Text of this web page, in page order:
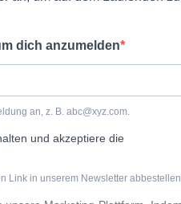
dich anzumelden
an, z. B. abc@xyz.com.
und akzeptiere die
Link in unserem Newsletter